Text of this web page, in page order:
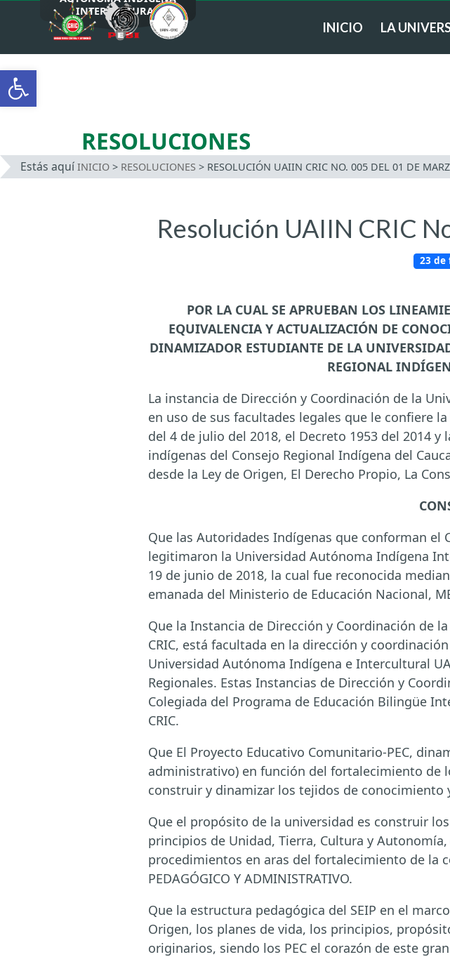
Abrir barra de herramientas
al
contenido
INTERCULTURAL
INICIO LA
RESOLUCIONES
Estás aquí INICIO> RESOLUCIONES > RESOLUCIÓN UAIIN CRIC NO. 005 DEL 01 DE
Resolución UAIIN CRIC
23 de
POR LA CUAL SE APRUEBAN LOS
EQUIVALENCIA Y ACTUALIZACIÓN DE
DINAMIZADOR ESTUDIANTE DE LA
REGIONAL
La instancia de Dirección y Coordinación de la
en uso de sus facultades legales que le confiere
del 4 de julio del 2018, el Decreto 1953 del 2014
indígenas del Consejo Regional Indígena del
desde la Ley de Origen, El Derecho Propio, La
Que las Autoridades Indígenas que conforman el
legitimaron la Universidad Autónoma Indígena
19 de junio de 2018, la cual fue reconocida
emanada del Ministerio de Educación Nacional,
Que la Instancia de Dirección y Coordinación de
CRIC, está facultada en la dirección y
Universidad Autónoma Indígena e Intercultural
Regionales. Estas Instancias de Dirección y
Colegiada del Programa de Educación Bilingüe
CRIC.
Que El Proyecto Educativo Comunitario-PEC,
administrativo) en función del fortalecimiento de
construir y dinamizar los tejidos de conocimiento
Que el propósito de la universidad es construir
principios de Unidad, Tierra, Cultura y
procedimientos en aras del fortalecimiento de la
PEDAGÓGICO Y ADMINISTRATIVO.
Que la estructura pedagógica del SEIP en el
Origen, los planes de vida, los principios,
originarios, siendo los PEC el corazón de este